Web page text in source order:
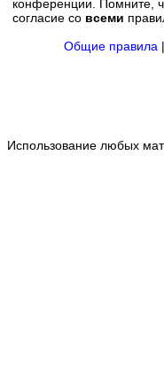
конференции. Помните,
согласие со всеми
Общие правила |
Использование любых